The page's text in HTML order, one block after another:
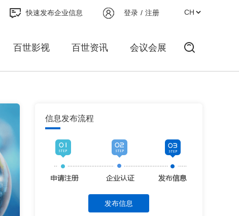
登录 / 注册
快速发布企业信息
百世影视 百世资讯 会议会展
信息发布流程
发布信息